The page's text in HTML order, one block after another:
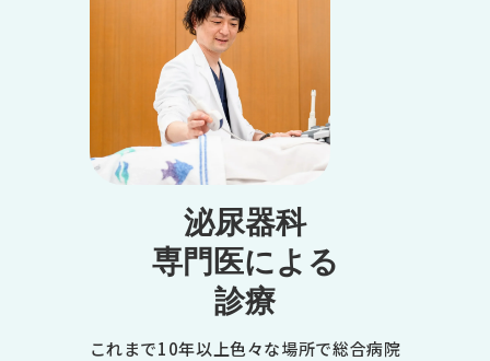
泌尿器科
専門医による
診療
これまで10年以上色々な場所で総合病院